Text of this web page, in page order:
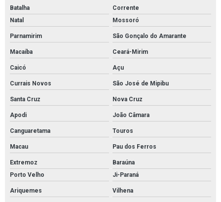
Batalha
Corrente
Natal
Mossoró
Parnamirim São Gonçalo do Amarante
Macaíba Ceará-Mirim
Caicó Açu
Currais Novos São José de Mipibu
Santa Cruz Nova Cruz
Apodi João Câmara
Canguaretama Touros
Macau Pau dos Ferros
Extremoz
Baraúna
Porto Velho
Ji-Paraná
Ariquemes Vilhena